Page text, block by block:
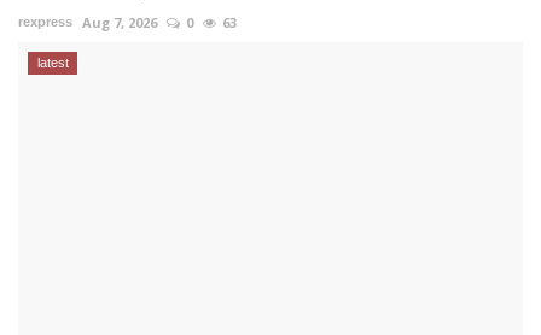
rexpress Aug 7, 2026 0 63
latest